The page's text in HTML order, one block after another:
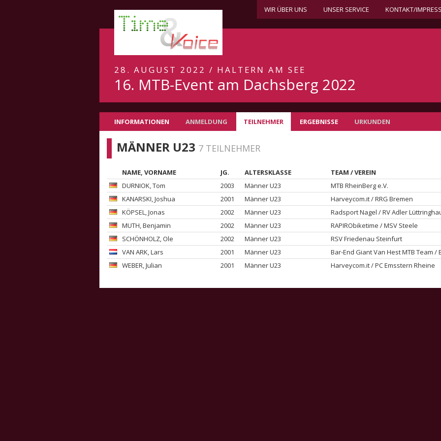
WIR ÜBER UNS UNSER SERVICE KONTAKT/
28. AUGUST 2022 / HALTERN AM SEE
16. MTB-Event am Dachsberg 2022
INFORMATIONEN ANMELDUNG TEILNEHMER ERGEBNISSE URKUNDEN
MÄNNER U23 7 TEILNEHMER
NAME, VORNAME JG. ALTERSKLASSE
TEAM / VEREIN
DURNIOK, Tom 2003 Männer U23
MTB RheinBerg e.V.
KANARSKI, Joshua 2001 Männer U23
Harveycom.it / RRG Bremen
KÖPSEL, Jonas 2002 Männer U23
Radsport Nagel / RV Adler
MUTH, Benjamin 2002 Männer U23
RAPIRObiketime / MSV Steele
SCHÖNHOLZ, Ole 2002 Männer U23
RSV Friedenau Steinfurt
VAN ARK, Lars 2001 Männer U23
Bar-End Giant Van Hest MTB Team /
WEBER, Julian 2001 Männer U23 Harveycom.it / PC Emsstern Rheine